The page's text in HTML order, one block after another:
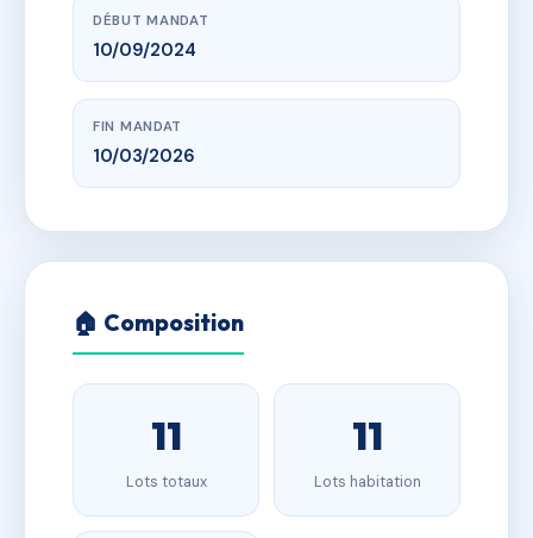
DÉBUT MANDAT
10/09/2024
FIN MANDAT
10/03/2026
🏠 Composition
11
Lots totaux
11
Lots habitation